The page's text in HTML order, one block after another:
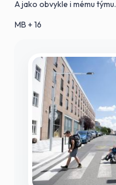
A jako obvykle i mému týmu.
MB + 16